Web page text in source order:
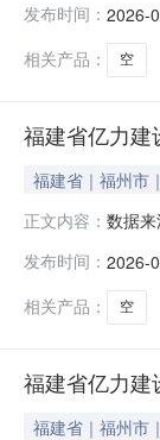
发布时间： 2026-
相关产品：
空
福建省亿力建
福建省｜福州市
正文内容： 数据
发布时间： 2026-
相关产品：
空
福建省亿力建
福建省｜福州市